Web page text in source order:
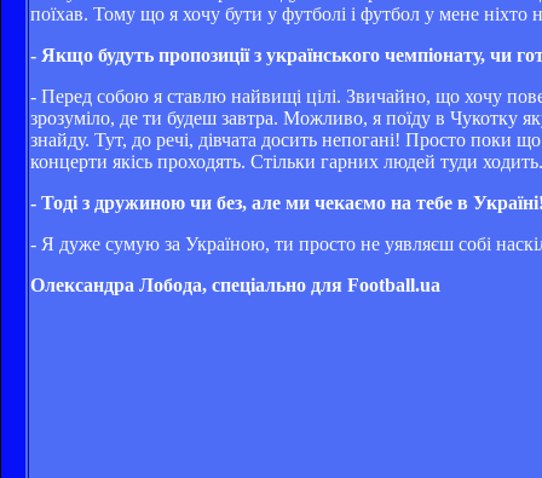
поїхав. Тому що я хочу бути у футболі і футбол у мене
- Якщо будуть пропозиції з українського чемпіонату, чи
- Перед собою я ставлю найвищі цілі. Звичайно, що хочу
зрозуміло, де ти будеш завтра. Можливо, я поїду в Чукотку
знайду. Тут, до речі, дівчата досить непогані! Просто
концерти якісь проходять. Стільки гарних людей туди
- Тоді з дружиною чи без, але ми чекаємо на тебе в
- Я дуже сумую за Україною, ти просто не уявляєш собі
Олександра Лобода, спеціально для Football.ua